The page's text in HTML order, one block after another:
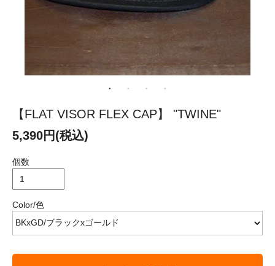
【FLAT VISOR FLEX CAP】 "TWINE"
5,390円(税込)
個数
Color/色